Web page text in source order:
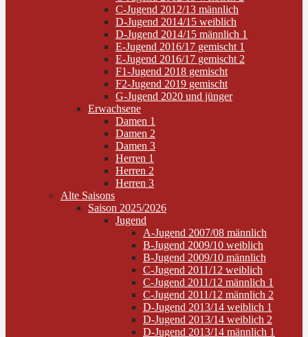
C-Jugend 2012/13 männlich
D-Jugend 2014/15 weiblich
D-Jugend 2014/15 männlich 1
E-Jugend 2016/17 gemischt 1
E-Jugend 2016/17 gemischt 2
F1-Jugend 2018 gemischt
F2-Jugend 2019 gemischt
G-Jugend 2020 und jünger
Erwachsene
Damen 1
Damen 2
Damen 3
Herren 1
Herren 2
Herren 3
Alte Saisons
Saison 2025/2026
Jugend
A-Jugend 2007/08 männlich
B-Jugend 2009/10 weiblich
B-Jugend 2009/10 männlich
C-Jugend 2011/12 weiblich
C-Jugend 2011/12 männlich 1
C-Jugend 2011/12 männlich 2
D-Jugend 2013/14 weiblich 1
D-Jugend 2013/14 weiblich 2
D-Jugend 2013/14 männlich 1